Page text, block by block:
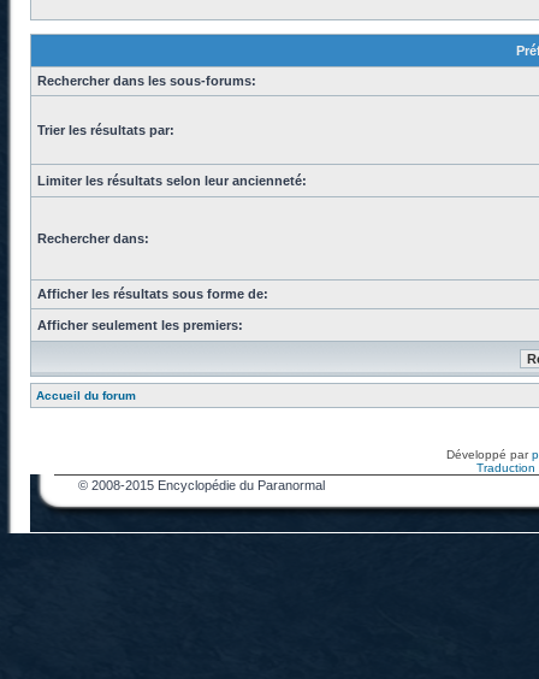
Rechercher dans les sous-forums:
Trier les résultats par:
Limiter les résultats selon leur ancienneté:
Rechercher dans:
Afficher les résultats sous forme de:
Afficher seulement les premiers:
Accueil du forum
Développé par
Traduction
© 2008-2015 Encyclopédie du Paranormal